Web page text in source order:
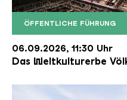
ÖFFENTLICHE FÜHRUNG
Der Erzschrägaufzug
Copyright:
06.09.2026, 11:30 Uhr
Das Weltkulturerbe